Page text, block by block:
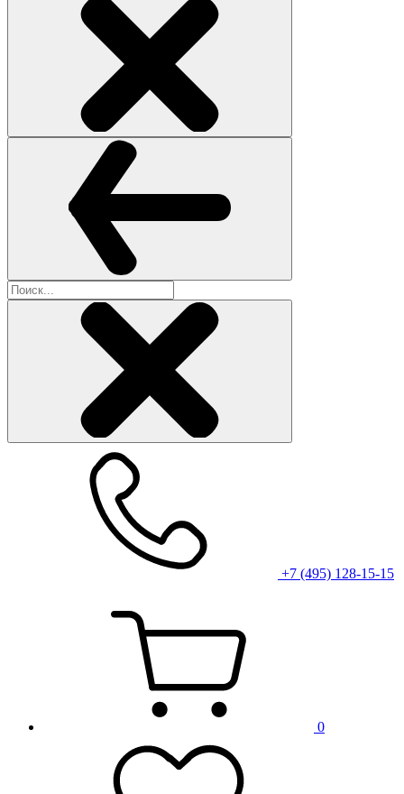
+7 (495) 128-15-15
0